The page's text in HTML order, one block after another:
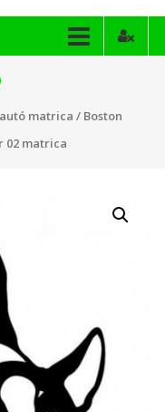
matrica / Boston
02 matrica